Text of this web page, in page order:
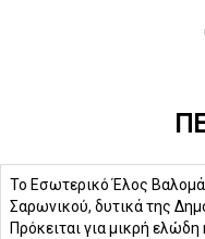
Το Εσωτερικό Έλος
Σαρωνικού, δυτικά της
Πρόκειται για μικρή